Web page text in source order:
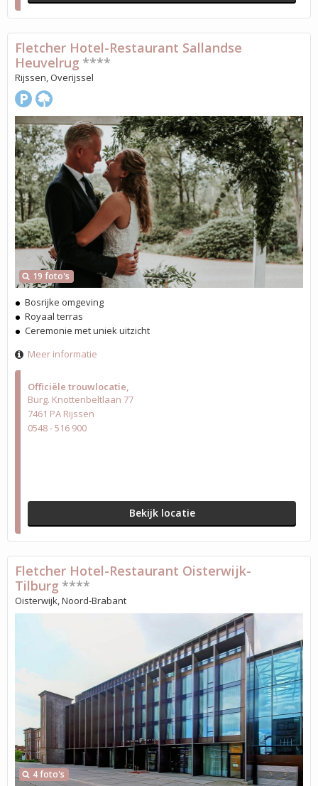
Officiële trouwlocatie
Burg. Knottenbeltlaan 77
7461 PA Rijssen
0548 - 516 900
Bekijk locatie
19 foto's
Fletcher Hotel-Restaurant Sallandse
Heuvelrug ****
Rijssen, Overijssel
Bosrijke omgeving
Royaal terras
Ceremonie met uniek uitzicht
Meer informatie
4 foto's
Fletcher Hotel-Restaurant Oisterwijk-
Tilburg ****
Oisterwijk, Noord-Brabant